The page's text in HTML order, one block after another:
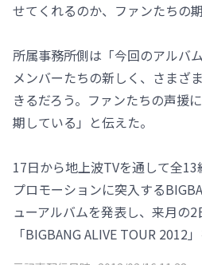
せてくれるのか、ファンたちの
所属事務所側は「今回のアルバ
メンバーたちの新しく、さまざ
きるだろう。ファンたちの声援
期している」と伝えた。
17日から地上波TVを通して全
プロモーションに突入する
ューアルバムを発表し、来月の
「BIGBANG ALIVE TOUR 2012